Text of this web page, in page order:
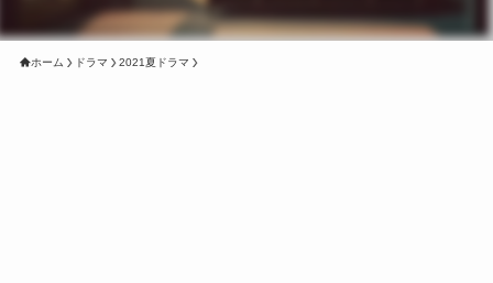
ホーム ドラマ 2021夏ドラマ